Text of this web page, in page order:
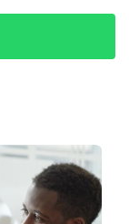
diferencia.
bien